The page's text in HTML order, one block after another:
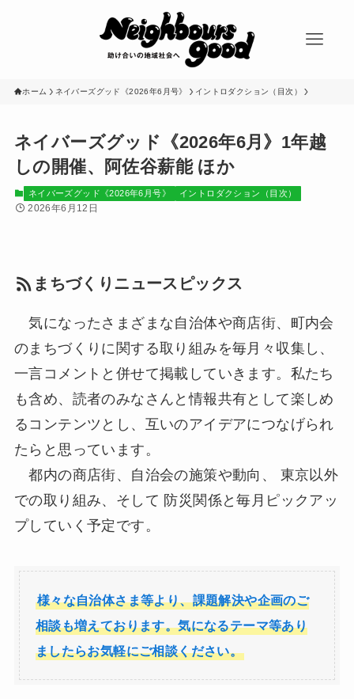
ホーム ネイバーズグッド《2026年6月号》 イントロダクション（目次）
ネイバーズグッド《2026年6月》1年越
しの開催、阿佐谷薪能 ほか
ネイバーズグッド《2026年6月号》 イントロダクション（目次）
2026年6月12日
まちづくりニュースピックス
気になったさまざまな自治体や商店街、町内会
のまちづくりに関する取り組みを毎月々収集し、
一言コメントと併せて掲載していきます。私たち
も含め、読者のみなさんと情報共有として楽しめ
るコンテンツとし、互いのアイデアにつなげられ
たらと思っています。
都内の商店街、自治会の施策や動向、 東京以外
での取り組み、そして 防災関係と毎月ピックアッ
プしていく予定です。
様々な自治体さま等より、課題解決や企画のご
相談も増えております。気になるテーマ等あり
ましたらお気軽にご相談ください。